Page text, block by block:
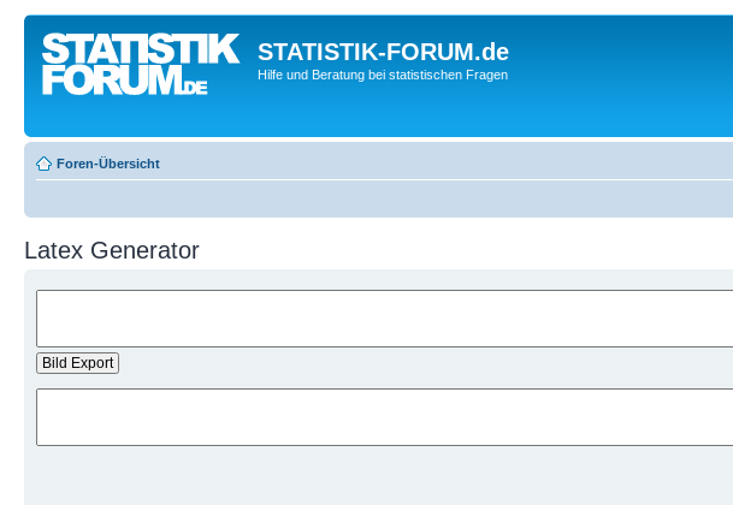
STATISTIK-FORUM.de
Hilfe und Beratung bei statistischen Fragen
Foren-Übersicht
Latex Generator